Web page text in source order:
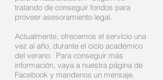
tratando de conseguir fondos para
proveer asesoramiento legal.
Actualmente, ofrecemos el servício una
vez al año, durante el ciclo académico
del verano. Para conseguir más
información, vaya a nuestra página de
Facebook y mandenos un mensaje.